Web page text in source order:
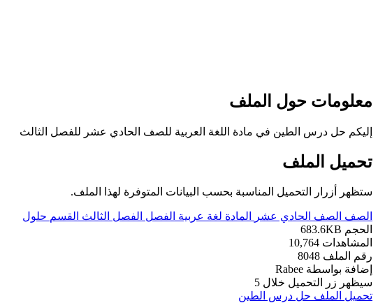
معلومات حول الملف
إليكم حل درس الطين في مادة اللغة العربية للصف الحادي عشر للفصل الثالث
تحميل الملف
ستظهر أزرار التحميل المناسبة بحسب البيانات المتوفرة لهذا الملف.
الصف الصف الحادي عشر المادة لغة عربية الفصل الفصل الثالث القسم حلول
الحجم 683.6KB
المشاهدات 10,764
رقم الملف 8048
إضافة بواسطة Rabee
سيظهر زر التحميل خلال 5
تحميل الملف حل درس الطين